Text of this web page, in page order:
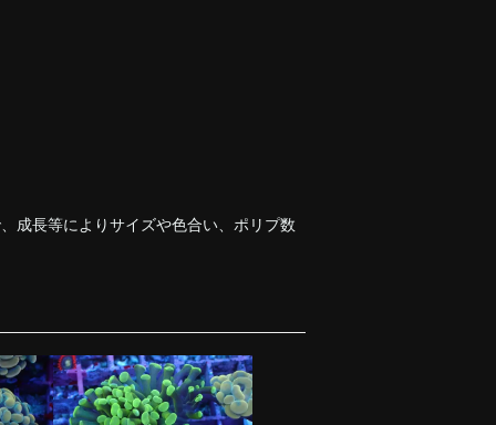
成長等によりサイズや色合い、ポリプ数